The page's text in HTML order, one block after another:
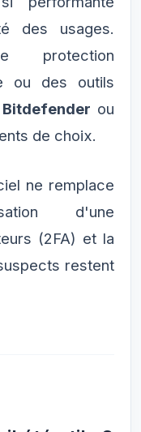
des usages.
protection
ou des outils
Bitdefender ou
de choix.
ne remplace
d'une
(2FA) et la
restent